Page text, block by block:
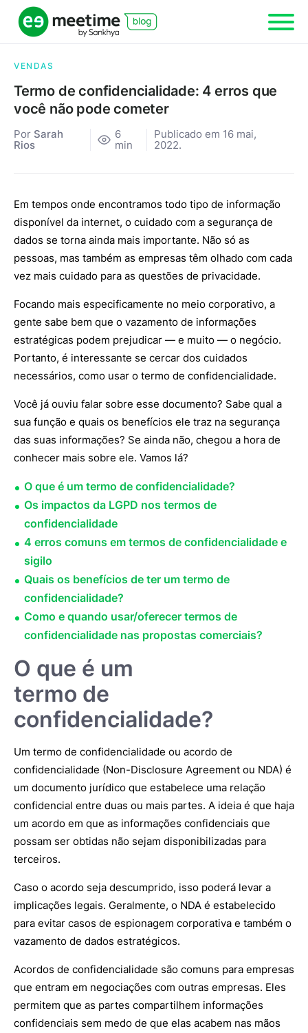
VENDAS
Termo de confidencialidade: 4 erros que
você não pode cometer
Por Sarah
Rios
6
min
Publicado em 16 mai,
2022.
Em tempos onde encontramos todo tipo de informação
disponível da internet, o cuidado com a segurança de
dados se torna ainda mais importante. Não só as
pessoas, mas também as empresas têm olhado com cada
vez mais cuidado para as questões de privacidade.
Focando mais especificamente no meio corporativo, a
gente sabe bem que o vazamento de informações
estratégicas podem prejudicar — e muito — o negócio.
Portanto, é interessante se cercar dos cuidados
necessários, como usar o termo de confidencialidade.
Você já ouviu falar sobre esse documento? Sabe qual a
sua função e quais os benefícios ele traz na segurança
das suas informações? Se ainda não, chegou a hora de
conhecer mais sobre ele. Vamos lá?
O que é um termo de confidencialidade?
Os impactos da LGPD nos termos de
confidencialidade
4 erros comuns em termos de confidencialidade e
sigilo
Quais os benefícios de ter um termo de
confidencialidade?
Como e quando usar/oferecer termos de
confidencialidade nas propostas comerciais?
O que é um
termo de
confidencialidade?
Um termo de confidencialidade ou acordo de
confidencialidade (Non-Disclosure Agreement ou NDA) é
um documento jurídico que estabelece uma relação
confidencial entre duas ou mais partes. A ideia é que haja
um acordo em que as informações confidenciais que
possam ser obtidas não sejam disponibilizadas para
terceiros.
Caso o acordo seja descumprido, isso poderá levar a
implicações legais. Geralmente, o NDA é estabelecido
para evitar casos de espionagem corporativa e também o
vazamento de dados estratégicos.
Acordos de confidencialidade são comuns para empresas
que entram em negociações com outras empresas. Eles
permitem que as partes compartilhem informações
confidenciais sem medo de que elas acabem nas mãos